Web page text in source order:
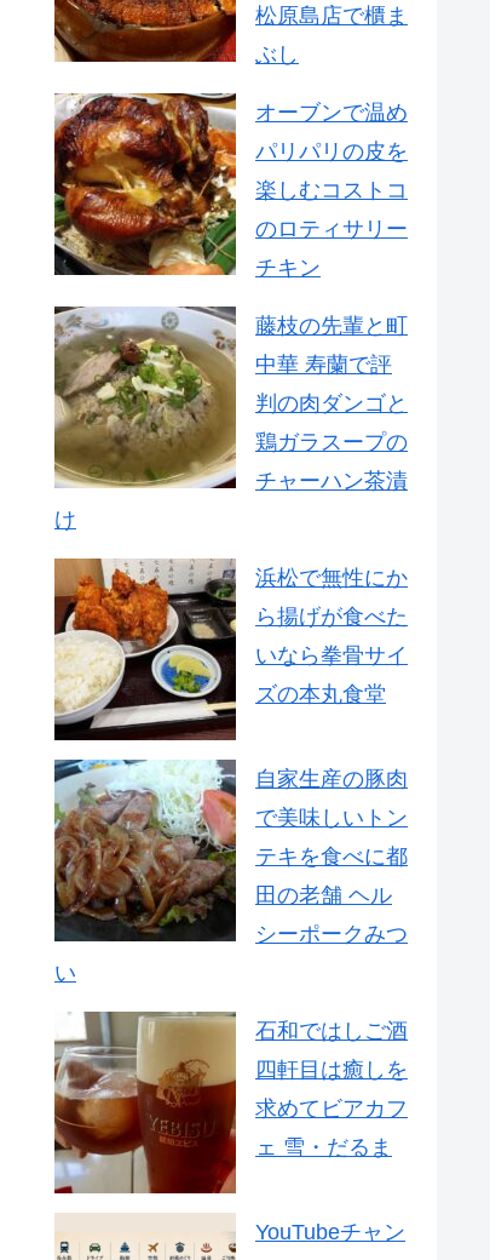
松原島店で櫃ま
ぶし
オーブンで温め
パリパリの皮を
楽しむコストコ
のロティサリー
チキン
藤枝の先輩と町
中華 寿蘭で評
判の肉ダンゴと
鶏ガラスープの
チャーハン茶漬
け
浜松で無性にか
ら揚げが食べた
いなら拳骨サイ
ズの本丸食堂
自家生産の豚肉
で美味しいトン
テキを食べに都
田の老舗 ヘル
シーポークみつ
い
石和ではしご酒
四軒目は癒しを
求めてビアカフ
ェ 雪・だるま
YouTubeチャン